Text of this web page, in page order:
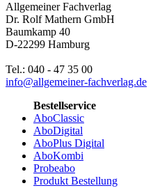
Allgemeiner Fachverlag
Dr. Rolf Mathern GmbH
Baumkamp 40
D-22299 Hamburg
Tel.: 040 - 47 35 00
info@allgemeiner-fachverlag.de
Bestellservice
AboClassic
AboDigital
AboPlus Digital
AboKombi
Probeabo
Produkt Bestellung